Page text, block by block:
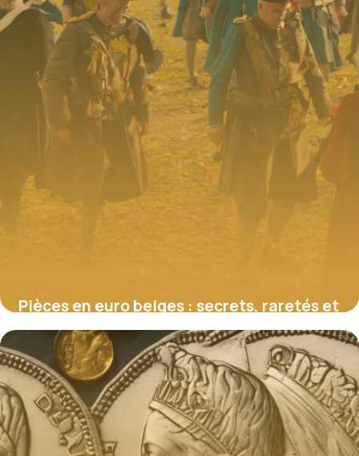
Pièces en euro belges : secrets, raretés et
spécificités nationales
4 juillet 2025